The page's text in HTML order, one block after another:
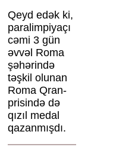
Qeyd edək ki,
paralimpiyaçı
cəmi 3 gün
əvvəl Roma
şəhərində
təşkil olunan
Roma Qran-
prisində də
qızıl medal
qazanmışdı.